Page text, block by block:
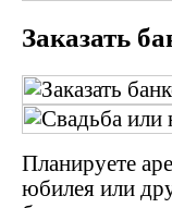
Заказать
Планируете
юбилея или